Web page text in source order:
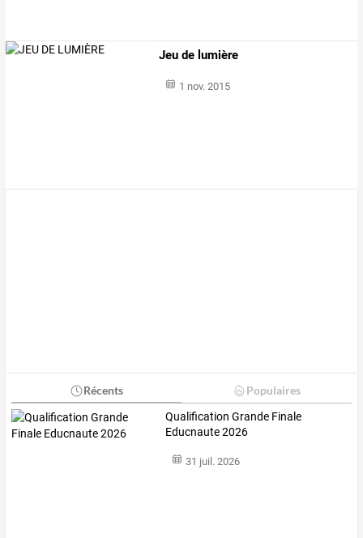
Jeu de lumière
1 nov. 2015
Récents Populaires
Qualification Grande Finale
Educnaute 2026
31 juil. 2026